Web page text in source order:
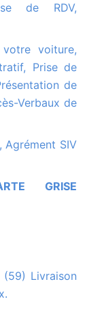
de RDV,
Prise de
de
Verbaux de